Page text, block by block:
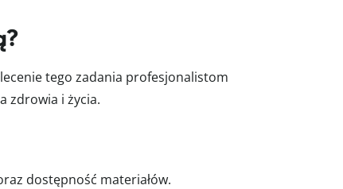
tego zadania profesjonalistom
zdrowia i życia.
dostępność materiałów.